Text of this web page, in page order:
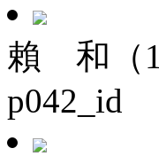
賴 和（
p042_id